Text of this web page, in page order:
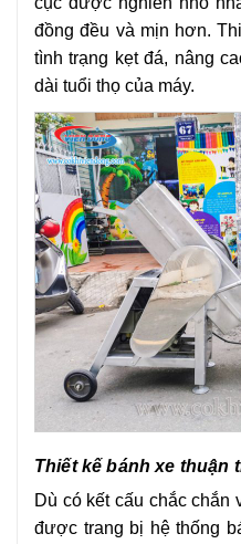
đồng đều và mịn hơn.
tình trạng kẹt đá, nâng
dài tuổi thọ của máy.
Thiết kế bánh xe thuận
Dù có kết cấu chắc
được trang bị hệ thống